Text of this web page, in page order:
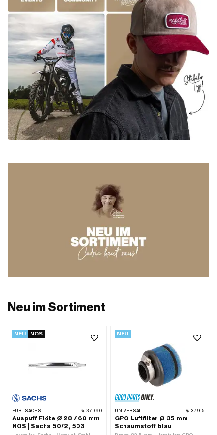
Neu im Sortiment
NEU NOS
FÜR: SACHS 37090
Auspuff Flöte Ø 28 / 60 mm
NOS | Sachs 50/2, 503
NEU
UNIVERSAL 37915
GPO Luftfilter Ø 35 mm
Schaumstoff blau